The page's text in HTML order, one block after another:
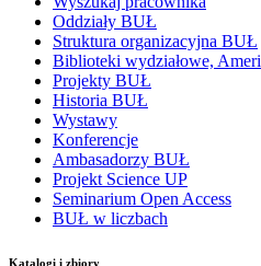
Oddziały BUŁ
Struktura organizacyjna BUŁ
Biblioteki wydziałowe,
Projekty BUŁ
Historia BUŁ
Wystawy
Konferencje
Ambasadorzy BUŁ
Projekt Science UP
Seminarium Open Access
BUŁ w liczbach
Katalogi i zbiory